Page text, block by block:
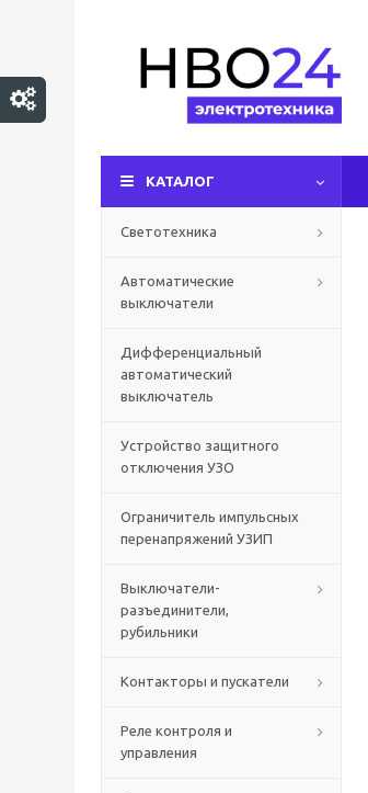
КАТАЛОГ
Светотехника
Автоматические
выключатели
Дифференциальный
автоматический
выключатель
Устройство защитного
отключения УЗО
Ограничитель импульсных
перенапряжений УЗИП
Выключатели-
разъединители,
рубильники
Контакторы и пускатели
Реле контроля и
управления